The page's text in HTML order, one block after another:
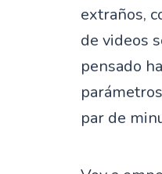
extraños,
de videos
pensado
par de